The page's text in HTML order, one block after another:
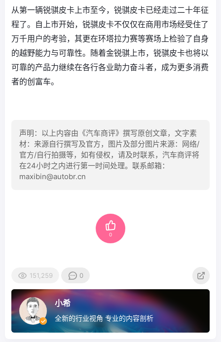
从第一辆锐骐皮卡上市至今，锐骐皮卡已经走过二十年征
程了。自上市开始，锐骐皮卡不仅仅在商用市场经受住了
万千用户的考验，其更在环塔拉力赛等赛场上检验了自身
的越野能力与可靠性。随着金锐骐上市，锐骐皮卡也将以
可靠的产品力继续在各行各业助力奋斗者，成为更多消费
者的创富车。
声明：以上内容由《汽车商评》撰写原创文章，文字素
材：来源自行撰写及官方，图片及部分图片来源：网络/
官方/自行拍摄等，如有侵权，请及时联系，汽车商评将
在24小时之内进行第一时间处理。联系邮箱：
maxibin@autobr.cn
0
151,259 0
小希
全新的行业视角 专业的内容剖析